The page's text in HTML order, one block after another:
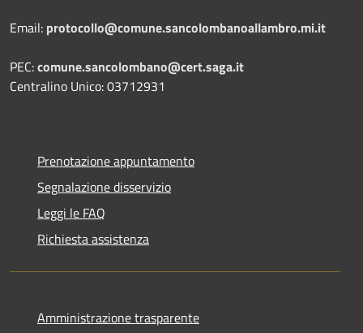
Email: protocollo@comune.sancolombanoallambro.mi.it
PEC:comune.sancolombano@cert.saga.it
Centralino Unico: 03712931
Prenotazione appuntamento
Segnalazione disservizio
Leggi le FAQ
Richiesta assistenza
Amministrazione trasparente